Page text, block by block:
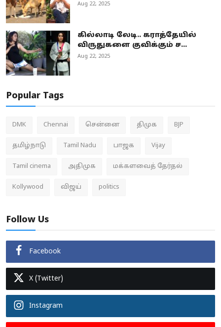
Aug 22, 2025
கில்லாடி லேடி.. கராத்தேயில்
விருதுகளை குவிக்கும் ச...
Aug 22, 2025
Popular Tags
DMK Chennai சென்னை திமுக BJP
தமிழ்நாடு Tamil Nadu பாஜக Vijay
Tamil cinema அதிமுக மக்களவைத் தேர்தல்
Kollywood விஜய் politics
Follow Us
Facebook
X (Twitter)
Instagram